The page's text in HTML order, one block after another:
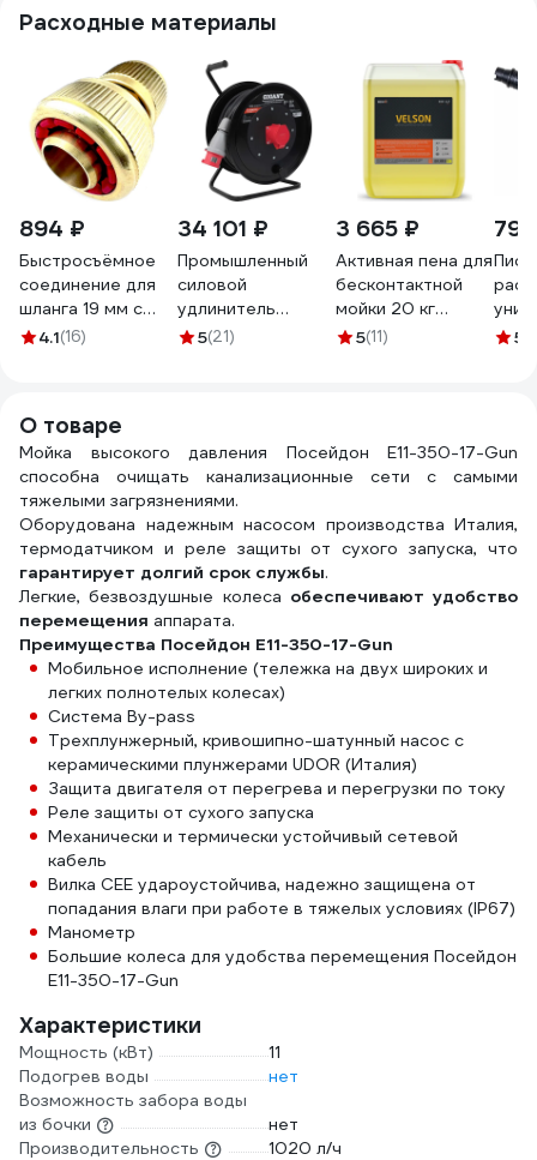
Расходные материалы
894 ₽
Быстросъёмное
соединение для
шланга 19 мм с
аквастопом
4.1(16)
34 101 ₽
Промышленный
силовой
удлинитель
Gigant КГ 5х2,5
5(21)
3 665 ₽
Активная пена для
бесконтактной
мойки 20 кг
Megvit VELSON 20
5(11)
для
5
О товаре
Мойка высокого давления Посейдон E11-350-17-Gun
способна очищать канализационные сети с самыми
тяжелыми загрязнениями.
Оборудована надежным насосом производства Италия,
термодатчиком и реле защиты от сухого запуска, что
гарантирует долгий срок службы.
Легкие, безвоздушные колеса обеспечивают удобство
перемещения аппарата.
Преимущества Посейдон E11-350-17-Gun
Мобильное исполнение (тележка на двух широких и
легких полнотелых колесах)
Система By-pass
Трехплунжерный, кривошипно-шатунный насос с
керамическими плунжерами UDOR (Италия)
Защита двигателя от перегрева и перегрузки по току
Реле защиты от сухого запуска
Механически и термически устойчивый сетевой
кабель
Вилка CEE удароустойчива, надежно защищена от
попадания влаги при работе в тяжелых условиях (IP67)
Манометр
Большие колеса для удобства перемещения Посейдон
E11-350-17-Gun
Характеристики
Мощность (кВт)
11
Подогрев воды
нет
Возможность забора воды
из бочки
нет
Производительность
1020 л/ч